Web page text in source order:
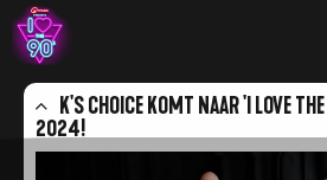
K'S CHOICE KOMT NAAR 'I LOVE
2024!